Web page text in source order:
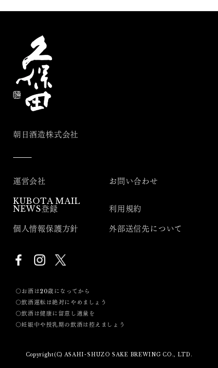
朝日酒造株式会社
運営会社 お問い合わせ
KUBOTA MAIL
NEWS登録
利用規約
個人情報保護方針 外部送信先について
〇お酒は20歳になってから
〇飲酒運転は絶対にやめましょう
〇飲酒は健康に留意し適量を
〇妊娠中や授乳期の飲酒は控えましょう
Copyright(C) ASAHI-SHUZO SAKE BREWING CO., LTD.